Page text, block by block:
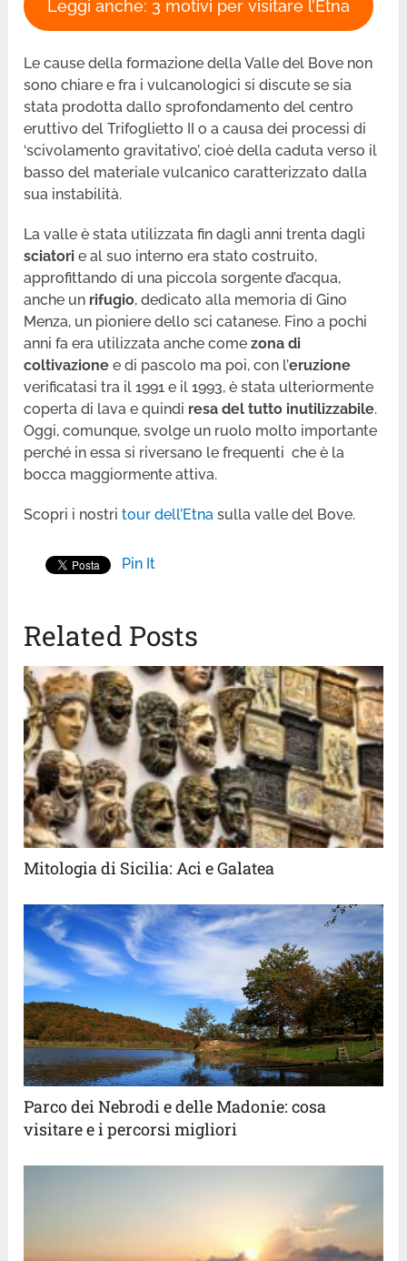
Leggi anche: 3 motivi per visitare l’Etna
Le cause della formazione della Valle del Bove non
sono chiare e fra i vulcanologici si discute se sia
stata prodotta dallo sprofondamento del centro
eruttivo del Trifoglietto II o a causa dei processi di
‘scivolamento gravitativo’, cioè della caduta verso il
basso del materiale vulcanico caratterizzato dalla
sua instabilità.
La valle è stata utilizzata fin dagli anni trenta dagli
sciatori e al suo interno era stato costruito,
approfittando di una piccola sorgente d’acqua,
anche un rifugio, dedicato alla memoria di Gino
Menza, un pioniere dello sci catanese. Fino a pochi
anni fa era utilizzata anche comezona di
coltivazione e di pascolo ma poi, con l’eruzione
verificatasi tra il 1991 e il 1993, è stata ulteriormente
coperta di lava e quindi resa del tutto inutilizzabile.
Oggi, comunque, svolge un ruolo molto importante
perché in essa si riversano le frequenti che è la
bocca maggiormente attiva.
Scopri i nostritour dell’Etna sulla valle del Bove.
Pin It
Related Posts
Mitologia di Sicilia: Aci e Galatea
Parco dei Nebrodi e delle Madonie: cosa
visitare e i percorsi migliori